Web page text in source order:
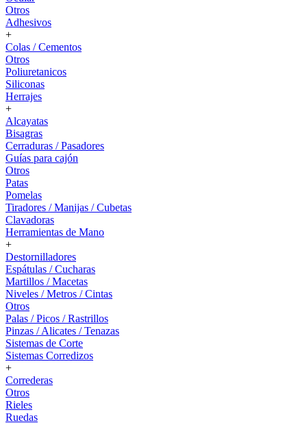
Otros
Adhesivos
+
Colas / Cementos
Otros
Poliuretanicos
Siliconas
Herrajes
+
Alcayatas
Bisagras
Cerraduras / Pasadores
Guías para cajón
Otros
Patas
Pomelas
Tiradores / Manijas / Cubetas
Clavadoras
Herramientas de Mano
+
Destornilladores
Espátulas / Cucharas
Martillos / Macetas
Niveles / Metros / Cintas
Otros
Palas / Picos / Rastrillos
Pinzas / Alicates / Tenazas
Sistemas de Corte
Sistemas Corredizos
+
Correderas
Otros
Rieles
Ruedas